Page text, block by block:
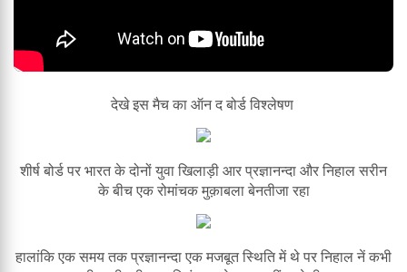
देखे इस मैच का ऑन द बोर्ड विश्लेषण
शीर्ष बोर्ड पर भारत के दोनों युवा खिलाड़ी आर प्रज्ञानन्दा और निहाल सरीन
के बीच एक रोमांचक मुक़ाबला बेनतीजा रहा
हालांकि एक समय तक प्रज्ञानन्दा एक मजबूत स्थिति में थे पर निहाल नें कभी